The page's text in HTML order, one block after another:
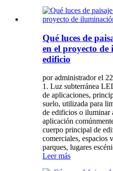
Qué luces de
en el proyecto
edificio
por administrador el
1. Luz subterránea
de aplicaciones,
suelo, utilizada para
de edificios o iluminar
aplicación
cuerpo principal de
comerciales, espacios
parques, lugares
Leer más